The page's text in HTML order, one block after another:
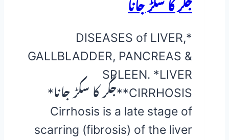
جگر کا سکڑ جانا
*DISEASES of LIVER,
GALLBLADDER, PANCREAS &
SPLEEN. *LIVER
CIRRHOSIS**جگر کا سکڑ جانا*
Cirrhosis is a late stage of
scarring (fibrosis) of the liver